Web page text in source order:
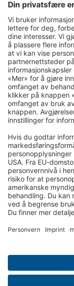
Reisebrev via
I tiden som
på e-post!
Tilmeld dig